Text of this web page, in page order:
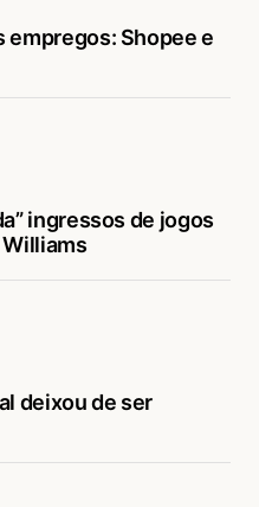
empregos: Shopee e
ingressos de jogos
deixou de ser